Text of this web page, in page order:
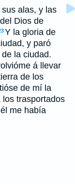
alas, y las
Dios de
Y la gloria de
y paró
la ciudad.
á llevar
de los
de mí la
los trasportados
me había